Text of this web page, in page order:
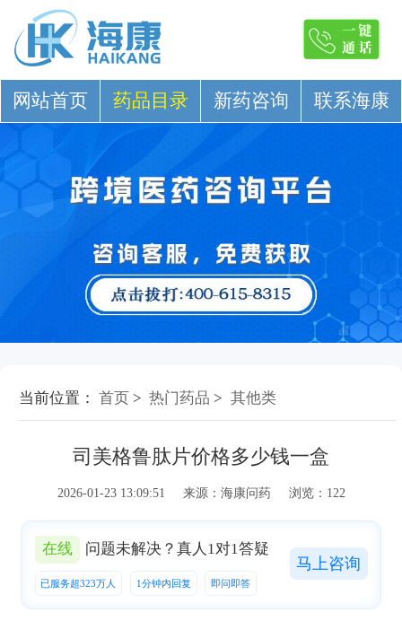
网站首页 药品目录 新药咨询 联系海康
当前位置： 首页 > 热门药品 > 其他类
司美格鲁肽片价格多少钱一盒
2026-01-23 13:09:51 来源：海康问药 浏览：122
在线 问题未解决？真人1对1答疑
已服务超323万人 1分钟内回复 即问即答
马上咨询